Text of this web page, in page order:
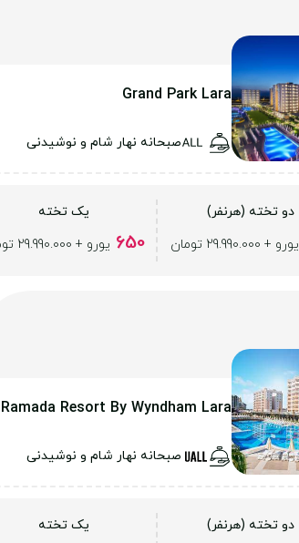
Grand Park Lara
صبحانه نهار شام و نوشیدنی
دو تخته (هرنفر)
یورو + 29.990.000 تومان
یک تخته
650 یورو + 29.990.000 تومان
Ramada Resort By Wyndham Lara
صبحانه نهار شام و نوشیدنی
دو تخته (هرنفر) یک تخته